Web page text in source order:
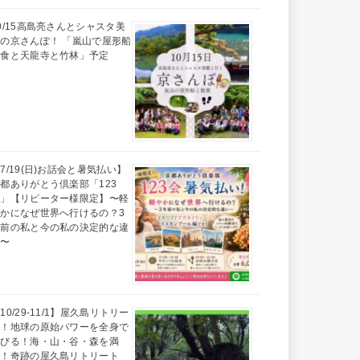
15高島亮さんとシャスタ美
京さんぽ！ 「嵐山で屋形船
と天龍寺と竹林」予定
7/19(日)お話会と暑気払い】
ありがとう倶楽部「123
【リピーター様限定】〜軽
になぜ世界へ行けるの？3
の私と今の私の決定的な違
10/29-11/1】屋久島リトリー
！地球の原始パワーを全身で
る！海・山・谷・森を満
奇跡の屋久島リトリート